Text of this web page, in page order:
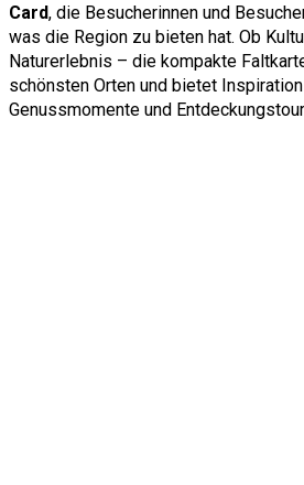
Card, die Besucherinnen und
was die Region zu bieten hat. Ob
Naturerlebnis – die kompakte
schönsten Orten und bietet
Genussmomente und